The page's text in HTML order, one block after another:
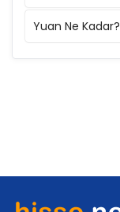
Yuan Ne Kadar?